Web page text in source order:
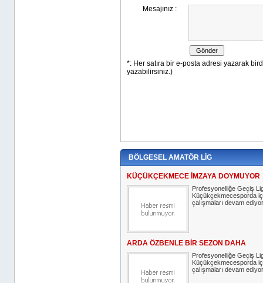
BÖLGESEL AMATÖR LİG
KÜÇÜKÇEKMECE İMZAYA DOYMUYOR
Profesyonelliğe Geçiş
Küçükçekmecesporda
çalışmaları devam
ARDA ÖZBENLE BİR SEZON DAHA
Profesyonelliğe Geçiş
Küçükçekmecesporda
çalışmaları devam